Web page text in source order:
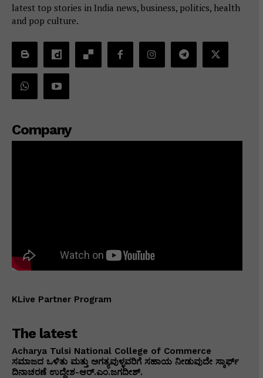
latest top stories in India news, business, politics, health
and pop culture.
Company
KLive Partner Program
The latest
Acharya Tulsi National College of Commerce
ಸಮಾಜದ ಒಳಿತು ಮತ್ತು ಅಗತ್ಯವುಳ್ಳವರಿಗೆ ಸಹಾಯ ನೀಡುವುದೇ ಸ್ಕಾರ್ಫ್
ದಿನಾಚರಣೆ ಉದ್ದೇಶ-ಆರ್.ಎಂ.ಜಗದೀಶ್.